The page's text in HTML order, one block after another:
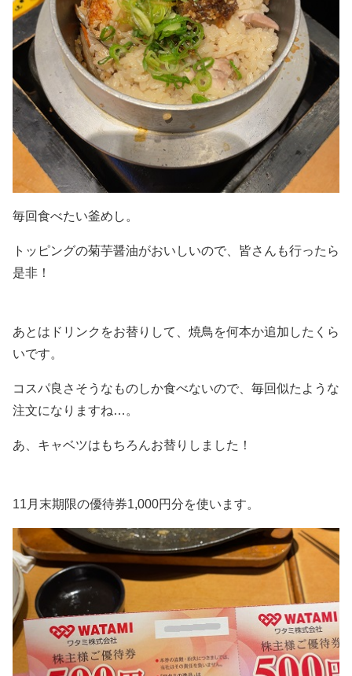
毎回食べたい釜めし。
トッピングの菊芋醤油がおいしいので、皆さんも行ったら
是非！
あとはドリンクをお替りして、焼鳥を何本か追加したくら
いです。
コスパ良さそうなものしか食べないので、毎回似たような
注文になりますね…。
あ、キャベツはもちろんお替りしました！
11月末期限の優待券1,000円分を使います。